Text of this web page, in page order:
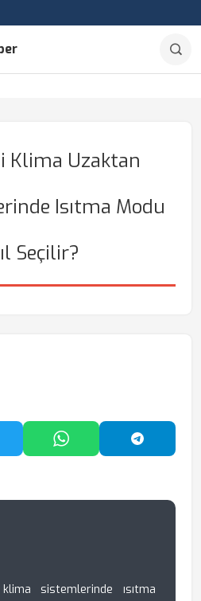
Klima Uzaktan
Isıtma Modu
Seçilir?
Paylaş
WhatsApp'ta Paylaş
sistemlerinde ısıtma